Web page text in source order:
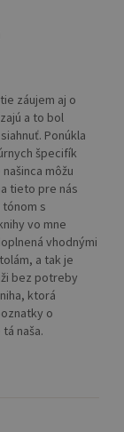
záujem aj o
a to bol
Ponúkla
špecifík
môžu
tieto pre nás
s
vo mne
vhodnými
a tak je
bez potreby
ktorá
o
naša.